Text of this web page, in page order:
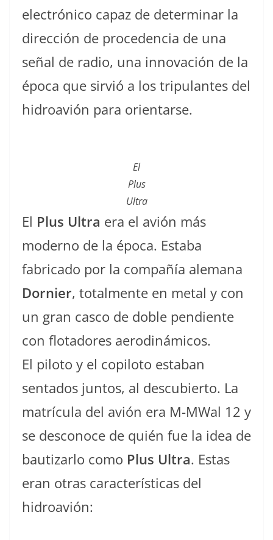
electrónico capaz de determinar la
dirección de procedencia de una
señal de radio, una innovación de la
época que sirvió a los tripulantes del
hidroavión para orientarse.
El
Plus
Ultra
El Plus Ultra era el avión más
moderno de la época. Estaba
fabricado por la compañía alemana
Dornier, totalmente en metal y con
un gran casco de doble pendiente
con flotadores aerodinámicos.
El piloto y el copiloto estaban
sentados juntos, al descubierto. La
matrícula del avión era M-MWal 12 y
se desconoce de quién fue la idea de
bautizarlo como Plus Ultra. Estas
eran otras características del
hidroavión: